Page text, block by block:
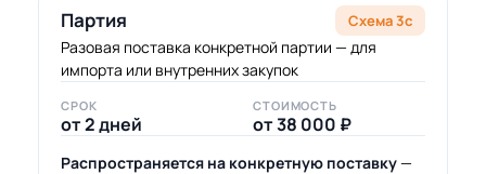
Партия Схема 3с
Разовая поставка конкретной партии — для
импорта или внутренних закупок
СРОК
от 2 дней
СТОИМОСТЬ
от 38 000 ₽
Распространяется на конкретную поставку—